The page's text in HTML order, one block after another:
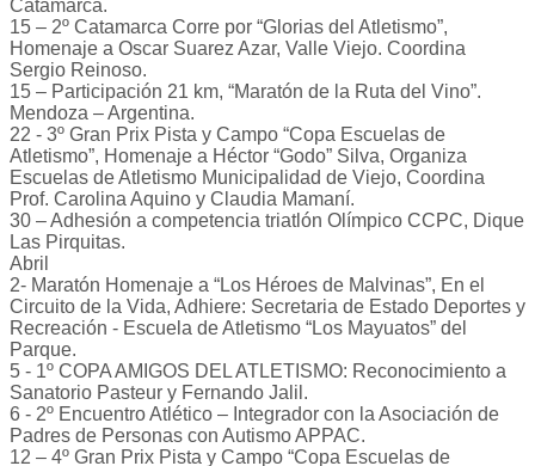
Catamarca.
15 – 2º Catamarca Corre por “Glorias del Atletismo”,
Homenaje a Oscar Suarez Azar, Valle Viejo. Coordina
Sergio Reinoso.
15 – Participación 21 km, “Maratón de la Ruta del Vino”.
Mendoza – Argentina.
22 - 3º Gran Prix Pista y Campo “Copa Escuelas de
Atletismo”, Homenaje a Héctor “Godo” Silva, Organiza
Escuelas de Atletismo Municipalidad de Viejo, Coordina
Prof. Carolina Aquino y Claudia Mamaní.
30 – Adhesión a competencia triatlón Olímpico CCPC, Dique
Las Pirquitas.
Abril
2- Maratón Homenaje a “Los Héroes de Malvinas”, En el
Circuito de la Vida, Adhiere: Secretaria de Estado Deportes y
Recreación - Escuela de Atletismo “Los Mayuatos” del
Parque.
5 - 1º COPA AMIGOS DEL ATLETISMO: Reconocimiento a
Sanatorio Pasteur y Fernando Jalil.
6 - 2º Encuentro Atlético – Integrador con la Asociación de
Padres de Personas con Autismo APPAC.
12 – 4º Gran Prix Pista y Campo “Copa Escuelas de